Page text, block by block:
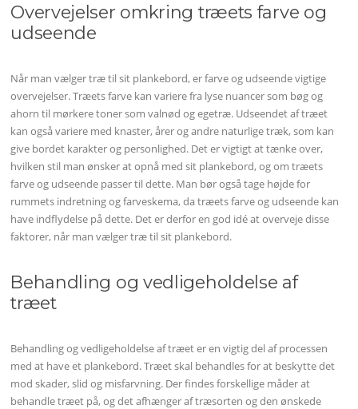
Overvejelser omkring træets farve og
udseende
Når man vælger træ til sit plankebord, er farve og udseende vigtige
overvejelser. Træets farve kan variere fra lyse nuancer som bøg og
ahorn til mørkere toner som valnød og egetræ. Udseendet af træet
kan også variere med knaster, årer og andre naturlige træk, som kan
give bordet karakter og personlighed. Det er vigtigt at tænke over,
hvilken stil man ønsker at opnå med sit plankebord, og om træets
farve og udseende passer til dette. Man bør også tage højde for
rummets indretning og farveskema, da træets farve og udseende kan
have indflydelse på dette. Det er derfor en god idé at overveje disse
faktorer, når man vælger træ til sit plankebord.
Behandling og vedligeholdelse af
træet
Behandling og vedligeholdelse af træet er en vigtig del af processen
med at have et plankebord. Træet skal behandles for at beskytte det
mod skader, slid og misfarvning. Der findes forskellige måder at
behandle træet på, og det afhænger af træsorten og den ønskede